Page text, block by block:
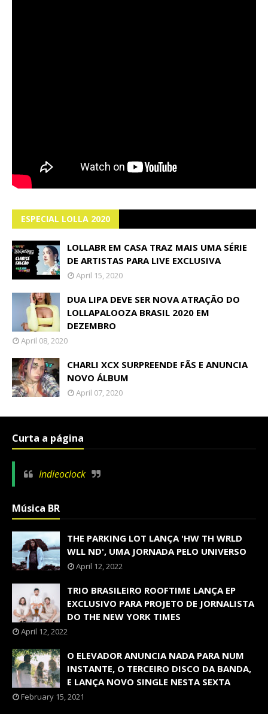
ESPECIAL LOLLA 2020
LOLLABR EM CASA TRAZ MAIS UMA SÉRIE
DE ARTISTAS PARA LIVE EXCLUSIVA
April 15, 2020
DUA LIPA DEVE SER NOVA ATRAÇÃO DO
LOLLAPALOOZA BRASIL 2020 EM
DEZEMBRO
April 08, 2020
CHARLI XCX SURPREENDE FÃS E ANUNCIA
NOVO ÁLBUM
April 07, 2020
Curta a página
Indieoclock
Música BR
THE PARKING LOT LANÇA 'HW TH WRLD
WLL ND', UMA JORNADA PELO UNIVERSO
April 12, 2022
TRIO BRASILEIRO ROOFTIME LANÇA EP
EXCLUSIVO PARA PROJETO DE JORNALISTA
DO THE NEW YORK TIMES
April 12, 2022
O ELEVADOR ANUNCIA NADA PARA NUM
INSTANTE, O TERCEIRO DISCO DA BANDA,
E LANÇA NOVO SINGLE NESTA SEXTA
February 15, 2021